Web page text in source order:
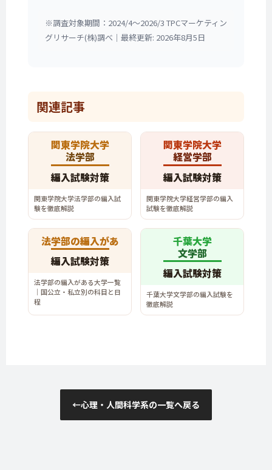
※調査対象期間：2024/4〜2026/3 TPCマーケティン
グリサーチ(株)調べ｜最終更新: 2026年8月5日
関連記事
関東学院大学
法学部
編入試験対策
関東学院大学法学部の編入試
験を徹底解説
関東学院大学
経営学部
編入試験対策
関東学院大学経営学部の編入
試験を徹底解説
法学部の編入があ
編入試験対策
法学部の編入がある大学一覧
｜国公立・私立別の科目と日
程
千葉大学
文学部
編入試験対策
千葉大学文学部の編入試験を
徹底解説
←心理・人間科学系の一覧へ戻る